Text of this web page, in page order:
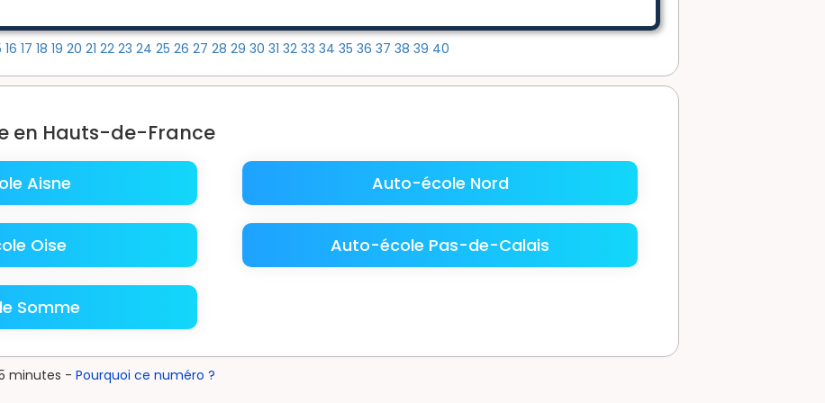
16 17 18 19 20 21 22 23 24 25 26 27 28 29 30 31 32 33 34 35 36 37 38 39 40
en Hauts-de-France
Aisne Auto-école Nord
Oise Auto-école Pas-de-Calais
Somme
minutes - Pourquoi ce numéro ?